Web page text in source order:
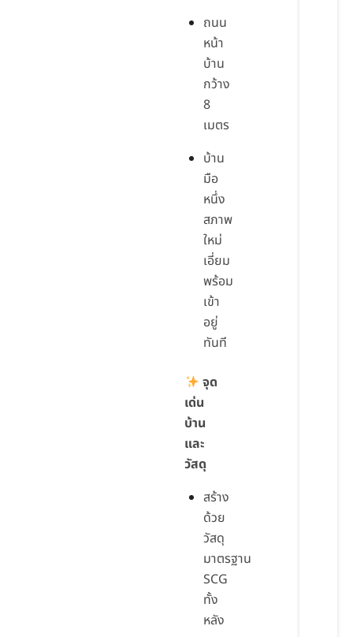
ถนน
หน้า
บ้าน
กว้าง
8
เมตร
บ้าน
มือ
หนึ่ง
สภาพ
ใหม่
เอี่ยม
พร้อม
เข้า
อยู่
ทันที
จุด
เด่น
บ้าน
และ
วัสดุ
สร้าง
ด้วย
วัสดุ
มาตรฐาน
SCG
ทั้ง
หลัง